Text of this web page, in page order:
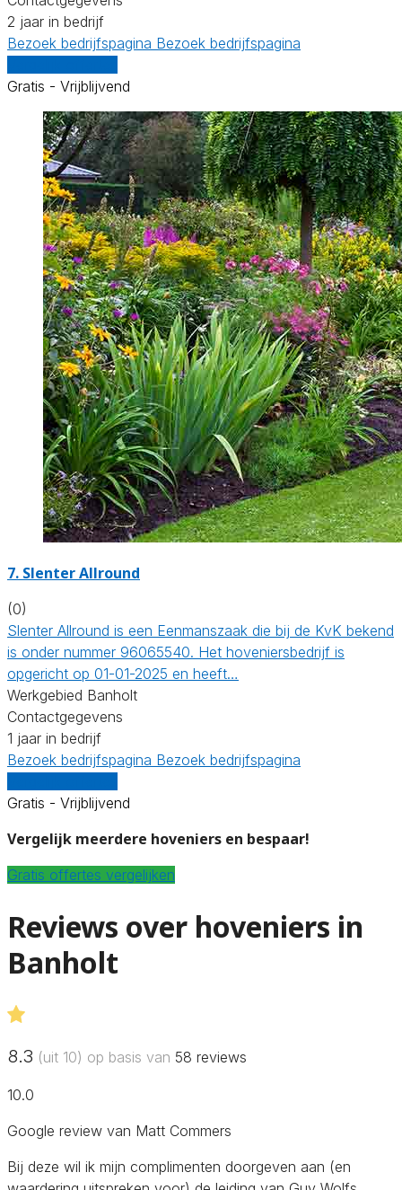
2 jaar in bedrijf
Bezoek bedrijfspagina Bezoek bedrijfspagina
Gratis - Vrijblijvend
7. Slenter Allround
(0)
Slenter Allround is een Eenmanszaak die bij de KvK bekend
is onder nummer 96065540. Het hoveniersbedrijf is
opgericht op 01-01-2025 en heeft…
Werkgebied Banholt
Contactgegevens
1 jaar in bedrijf
Bezoek bedrijfspagina Bezoek bedrijfspagina
Gratis - Vrijblijvend
Vergelijk meerdere hoveniers en bespaar!
Gratis offertes vergelijken
Reviews over hoveniers in
Banholt
8.3 (uit 10) op basis van 58 reviews
10.0
Google review van Matt Commers
Bij deze wil ik mijn complimenten doorgeven aan (en